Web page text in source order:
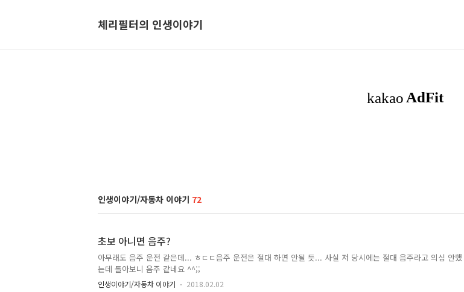
체리필터의 인생이야기
인생이야기/자동차 이야기 72
초보 아니면 음주?
아무래도 음주 운전 같은데... ㅎㄷㄷ음주 운전은 절대 하면 안될 듯... 사실 저 당시에는 절대 음주라고 의심 안했
는데 돌아보니 음주 같네요 ^^;;
인생이야기/자동차 이야기 2018.02.02